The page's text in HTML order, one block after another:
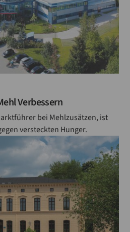
Verbessern
bei Mehlzusätzen, ist
versteckten Hunger.